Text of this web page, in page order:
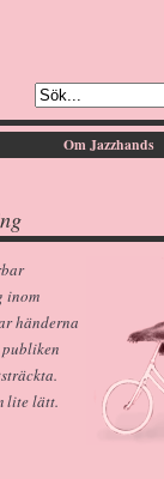
Om Jazzhands
inom
händerna
lite lätt.